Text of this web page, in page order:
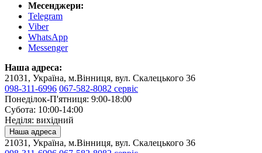
Месенджери:
Telegram
Viber
WhatsApp
Messenger
Наша адреса:
21031, Україна, м.Вінниця, вул. Скалецького 36
098-311-6996 067-582-8082 сервіс
Понеділок-П'ятниця: 9:00-18:00
Субота: 10:00-14:00
Неділя: вихідний
Наша адреса
21031, Україна, м.Вінниця, вул. Скалецького 36